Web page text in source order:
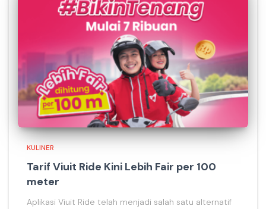
KULINER
Tarif Viuit Ride Kini Lebih Fair per 100
meter
Aplikasi Viuit Ride telah menjadi salah satu alternatif